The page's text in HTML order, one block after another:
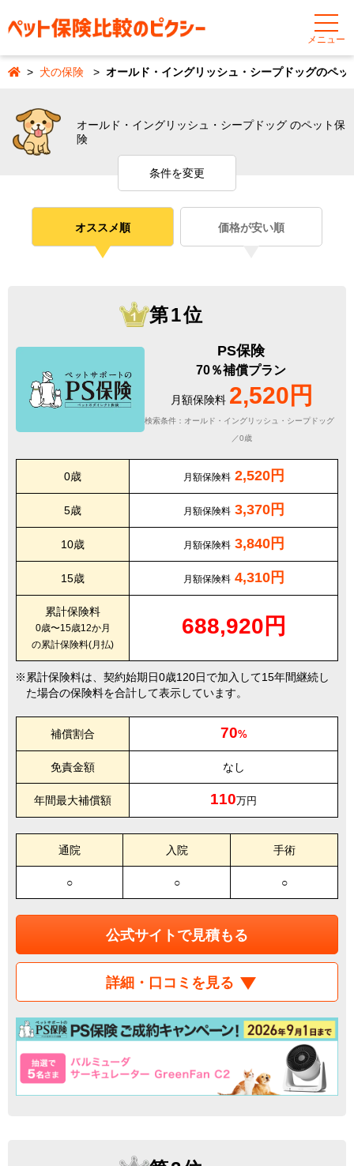
メニュー
犬の保険 オールド・イングリッシュ・シープドッグのペッ
オールド・イングリッシュ・シープドッグ のペット保
険
条件を変更
オススメ順 価格が安い順
第1位
PS保険
70％補償プラン
月額保険料 2,520円
検索条件：オールド・イングリッシュ・シープドッグ
／0歳
0歳 月額保険料 2,520円
5歳 月額保険料 3,370円
10歳 月額保険料 3,840円
15歳 月額保険料 4,310円
累計保険料
0歳〜15歳12か月
の累計保険料(月払)
688,920円
累計保険料は、契約始期日0歳120日で加入して15年間継続し
た場合の保険料を合計して表示しています。
補償割合 70%
免責金額 なし
年間最大補償額 110万円
通院 入院 手術
○ ○ ○
公式サイトで見積もる
詳細・口コミを見る